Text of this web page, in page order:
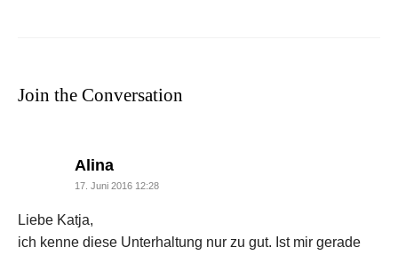
Join the Conversation
Alina
17. Juni 2016 12:28
Liebe Katja,
ich kenne diese Unterhaltung nur zu gut. Ist mir gerade